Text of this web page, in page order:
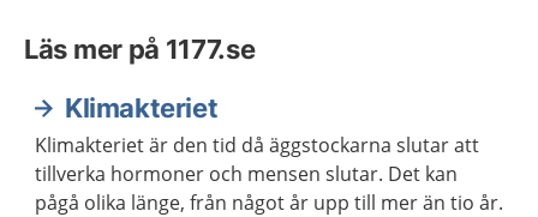
Läs mer på 1177.se
Klimakteriet
Klimakteriet är den tid då äggstockarna slutar att
tillverka hormoner och mensen slutar. Det kan
pågå olika länge, från något år upp till mer än tio år.